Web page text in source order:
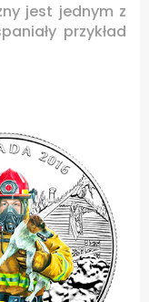
jest jednym z
przykład